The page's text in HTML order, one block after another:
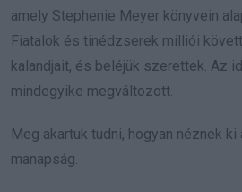
amely Stephenie Meyer könyvein
Fiatalok és tinédzserek milliói
kalandjait, és beléjük szerettek. Az
mindegyike megváltozott.
Meg akartuk tudni, hogyan néznek
manapság.